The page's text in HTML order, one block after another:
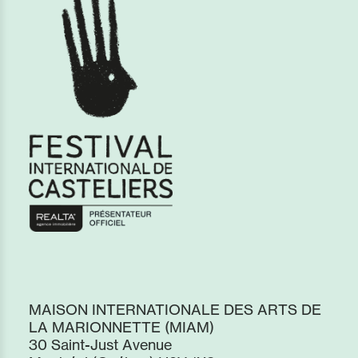
MAISON INTERNATIONALE DES ARTS DE
LA MARIONNETTE (MIAM)
30 Saint-Just Avenue